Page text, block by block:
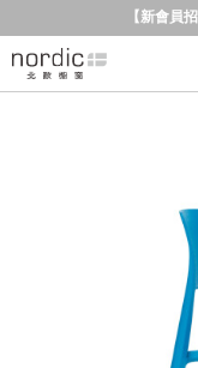
【新會員